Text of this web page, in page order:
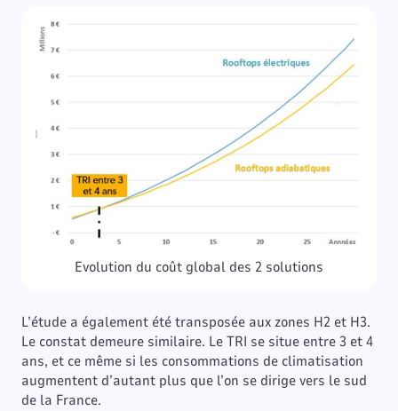
Evolution du coût global des 2 solutions
L’étude a également été transposée aux zones H2 et H3.
Le constat demeure similaire. Le TRI se situe entre 3 et 4
ans, et ce même si les consommations de climatisation
augmentent d’autant plus que l’on se dirige vers le sud
de la France.